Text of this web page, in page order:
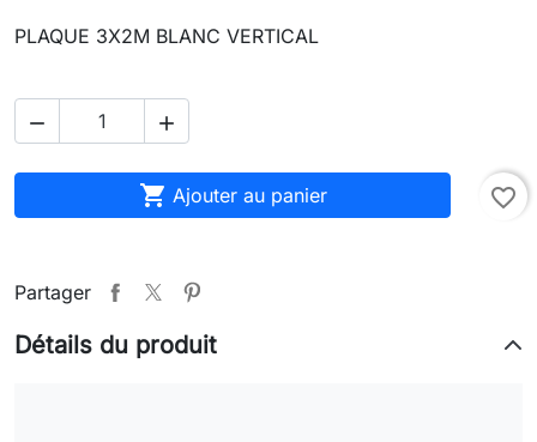
PLAQUE 3X2M BLANC VERTICAL
 
 Ajouter au panier favorite_border
Partager
Détails du produit